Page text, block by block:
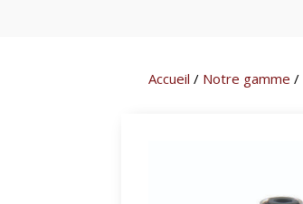
Accueil / Notre gamme /